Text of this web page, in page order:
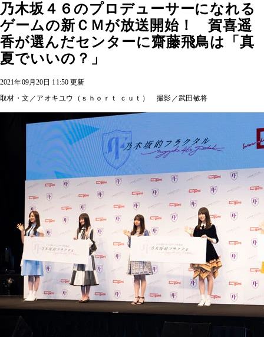
乃木坂４６のプロデューサーになれる
ゲームの新ＣＭが放送開始！ 賀喜遥
香が選んだセンターに齋藤飛鳥は「真
夏でいいの？」
2021年09月20日 11:50 更新
取材・文／アオキユウ（ｓｈｏｒｔ ｃｕｔ） 撮影／武田敏将